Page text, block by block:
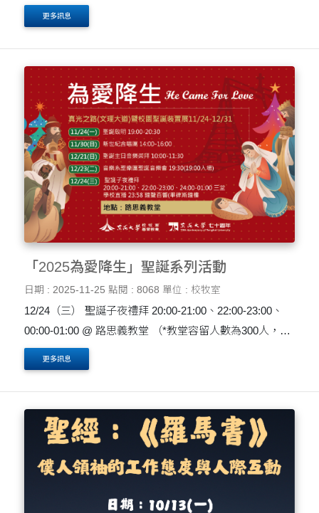
此聯絡，竭力保守聖靈所賜合而為一的心。」 ——以弗所
書 4:3 完工的路思義教堂拆....
更多訊息
「2025為愛降生」聖誕系列活動
日期 : 2025-11-25 點閱 : 8068 單位 : 校牧室
12/24（三） 聖誕子夜禮拜 20:00-21:00、22:00-23:00、
00:00-01:00 @ 路思義教堂 （*教堂容留人數為300人，額
滿即不開放進場，平安夜當晚教堂外牆提供室內轉播，請
更多訊息